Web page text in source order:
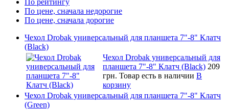
По цене, сначала недорогие
По цене, сначала дорогие
Чехол Drobak универсальный для планшета 7"-8" Клатч
(Black)
Чехол Drobak универсальный для
планшета 7"-8" Клатч (Black) 209
грн. Товар есть в наличии В
корзину
Чехол Drobak универсальный для планшета 7"-8" Клатч
(Green)